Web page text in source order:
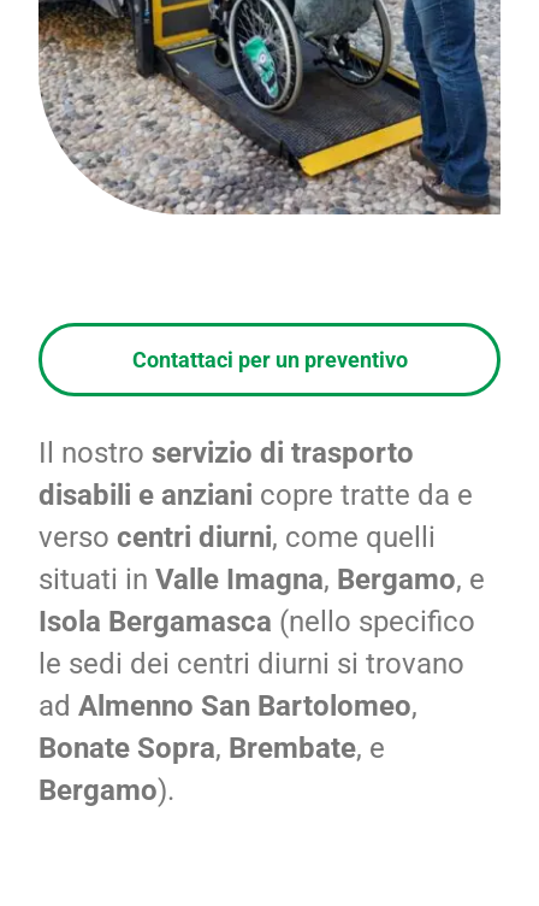
Contattaci per un preventivo
Il nostro servizio di trasporto
disabili e anziani copre tratte da e
verso centri diurni, come quelli
situati in Valle Imagna, Bergamo, e
Isola Bergamasca (nello specifico
le sedi dei centri diurni si trovano
ad Almenno San Bartolomeo,
Bonate Sopra, Brembate, e
Bergamo).